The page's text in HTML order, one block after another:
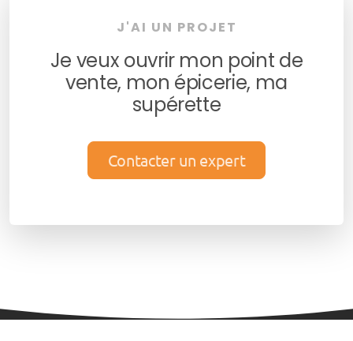
J'AI UN PROJET
Je veux ouvrir mon point de
vente, mon épicerie, ma
supérette
Contacter un expert